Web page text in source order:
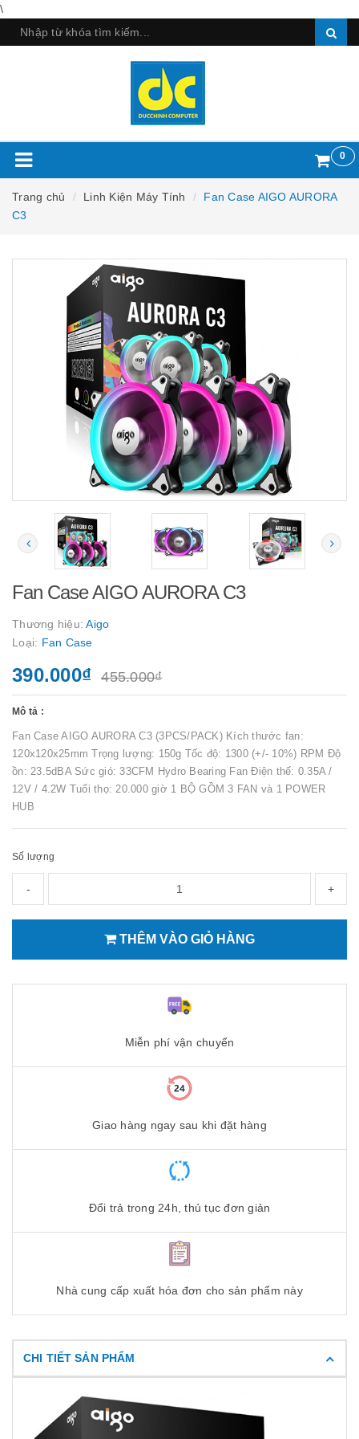
\
0
Trang chủ Linh Kiện Máy Tính
Fan Case AIGO AURORA
C3
Fan Case AIGO AURORA C3
Thương hiệu:Aigo
Loại: Fan Case
390.000₫ 455.000₫
Mô tả :
Fan Case AIGO AURORA C3 (3PCS/PACK) Kích thước fan:
120x120x25mm Trọng lượng: 150g Tốc độ: 1300 (+/- 10%) RPM Độ
ồn: 23.5dBA Sức gió: 33CFM Hydro Bearing Fan Điện thế: 0.35A /
12V / 4.2W Tuổi thọ: 20.000 giờ 1 BỘ GỒM 3 FAN và 1 POWER
HUB
Số lượng
- +
THÊM VÀO GIỎ HÀNG
Miễn phí vận chuyển
Giao hàng ngay sau khi đặt hàng
Đổi trả trong 24h, thủ tục đơn giản
Nhà cung cấp xuất hóa đơn cho sản phẩm này
CHI TIẾT SẢN PHẨM